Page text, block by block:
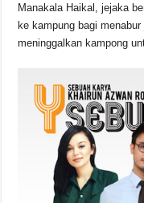
Manakala Haikal, jejaka
ke kampung bagi
meninggalkan kampong